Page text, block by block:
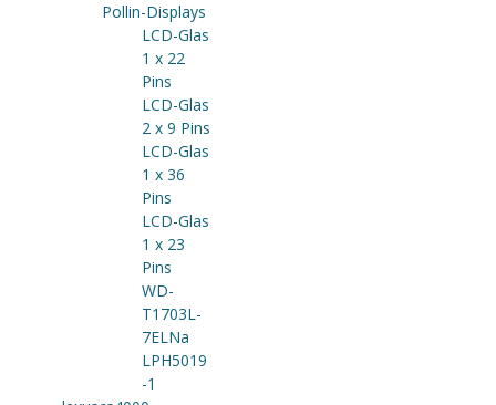
Pollin-Displays
LCD-Glas
1 x 22
Pins
LCD-Glas
2 x 9 Pins
LCD-Glas
1 x 36
Pins
LCD-Glas
1 x 23
Pins
WD-
T1703L-
7ELNa
LPH5019
-1